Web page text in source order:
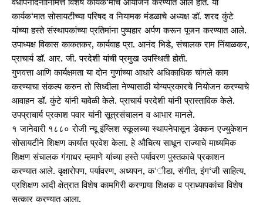
वर्धापनदिनानिमित्त विशेष कार्यक‘माचे आयोजन करण्यात आले होते. या
कार्यक‘मात सोसायटीच्या परिषद व नियामक मंडळाचे अध्यक्ष डॉ. शरद कुंटे
यांच्या हस्ते संस्थापकांच्या प्रतिमांना पुष्पहार अर्पण करून पूजन करण्यात आले.
उपाध्यक्ष विकास काकतकर, कार्यवाह प्रा. आनंद भिडे, संचालक राम निंबाळकर,
प्राचार्य डॉ. आर. जी. परदेशी यांची प्रमुख उपस्थिती होती.
गुणवत्ता आणि कार्यक्षमता या दोन गुणांच्या आधारे अधिकाधिक चांगले काम
करण्याचा संकल्प करुन तो सिध्दीला नेण्यासाठी योग्यप्रकारचे नियोजन करण्याचे
आवाहन डॉ. कुंटे यांनी यावेळी केले. प्राचार्य परदेशी यांनी प्रास्ताविक केले.
उपप्राचार्य प्रकाश पवार यांनी सूत्रसंचालन व आभार मानले.
१ जानेवारी १८८० रोजी न्यू इंग्लिश स्कूलच्या स्थापनेपासून डेक्कन एज्युकेशन
सोसायटीने शिक्षण कार्यात प्रवेश केला. हे औचित्य साधून राज्याचे माध्यमिक
शिक्षण संचालक गंगाधर म्हमाणे यांच्या हस्ते पर्यावरण पुस्तकाचे प्रकाशन
करण्यात आले. वृक्षारोपण, पर्यावरण, अध्यपन, क‘ीडा, संगीत, इंग‘जी साहित्य,
प्रशिक्षण आदी क्षेत्रात विशेष कामगिरी करणार्‍या शिक्षक व प्राध्यापकांचा विशेष
सत्कार करण्यात आला.